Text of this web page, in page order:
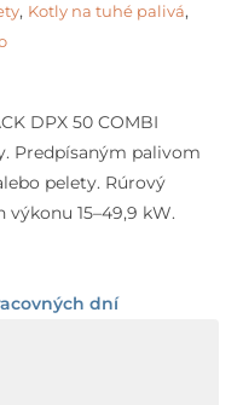
, Kotly na tuhé palivá,
DPX 50 COMBI
Predpísaným palivom
pelety. Rúrový
15–49,9 kW.
dní